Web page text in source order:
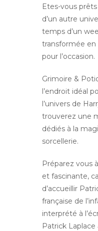
Etes-vous
d’un autre
temps d’un
transformée
pour l’occasion.
Grimoire &
l’endroit idéal
l’univers de
trouverez une
dédiés à la
sorcellerie.
Préparez vous
et fascinante,
d’accueillir
française de
interprété à
Patrick Laplace